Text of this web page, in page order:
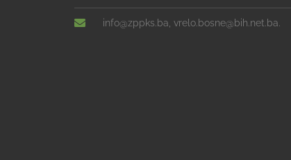
info@zppks.ba, vrelo.bosne@bih.net.ba.